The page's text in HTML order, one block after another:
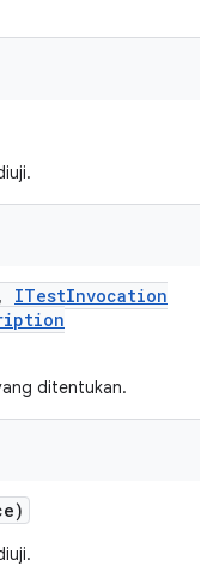
, ITestInvocation
ditentukan.